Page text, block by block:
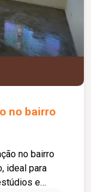
do
no bairro
no bairro
ideal para
e